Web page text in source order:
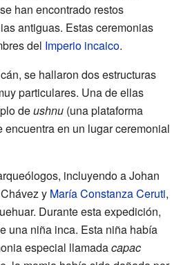
han encontrado restos
antiguas. Estas ceremonias
del Imperio incaico.
se hallaron dos estructuras
particulares. Una de ellas
deushnu (una plataforma
en un lugar ceremonial
incluyendo a Johan
y María Constanza Ceruti,
Durante esta expedición,
una niña inca. Esta niña había
especial llamadacapac